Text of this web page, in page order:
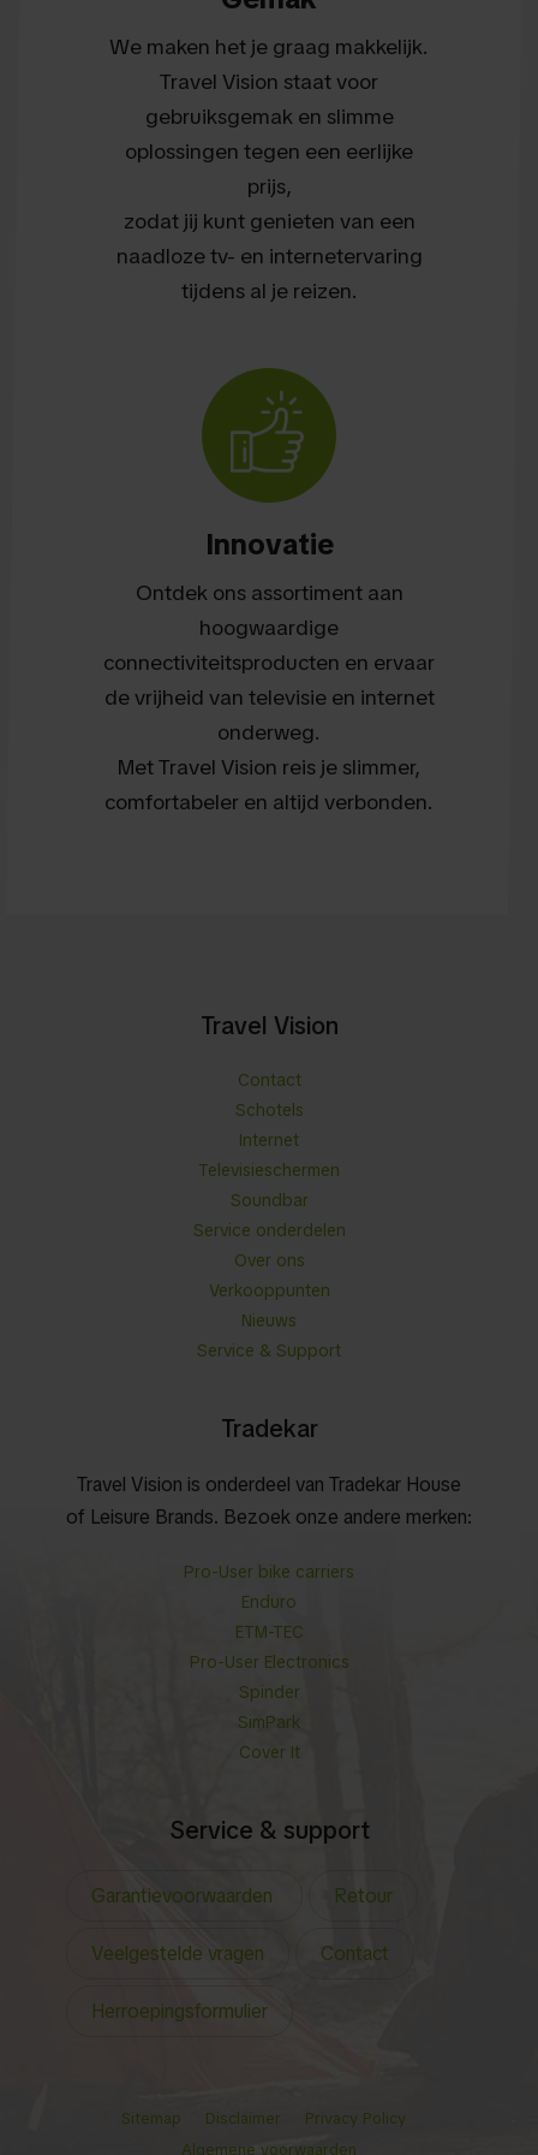
We maken het je graag makkelijk.
Travel Vision staat voor
gebruiksgemak en slimme
oplossingen tegen een eerlijke
prijs,
zodat jij kunt genieten van een
naadloze tv- en internetervaring
tijdens al je reizen.
Innovatie
Ontdek ons assortiment aan
hoogwaardige
connectiviteitsproducten en ervaar
de vrijheid van televisie en internet
onderweg.
Met Travel Vision reis je slimmer,
comfortabeler en altijd verbonden.
Travel Vision
Contact
Schotels
Internet
Televisieschermen
Soundbar
Service onderdelen
Over ons
Verkooppunten
Nieuws
Service & Support
Tradekar
Travel Vision is onderdeel van Tradekar House
of Leisure Brands. Bezoek onze andere merken:
Pro-User bike carriers
Enduro
ETM-TEC
Pro-User Electronics
Spinder
SimPark
Cover It
Service & support
Garantievoorwaarden Retour
Veelgestelde vragen Contact
Herroepingsformulier
Sitemap Disclaimer
Privacy Policy
Algemene voorwaarden